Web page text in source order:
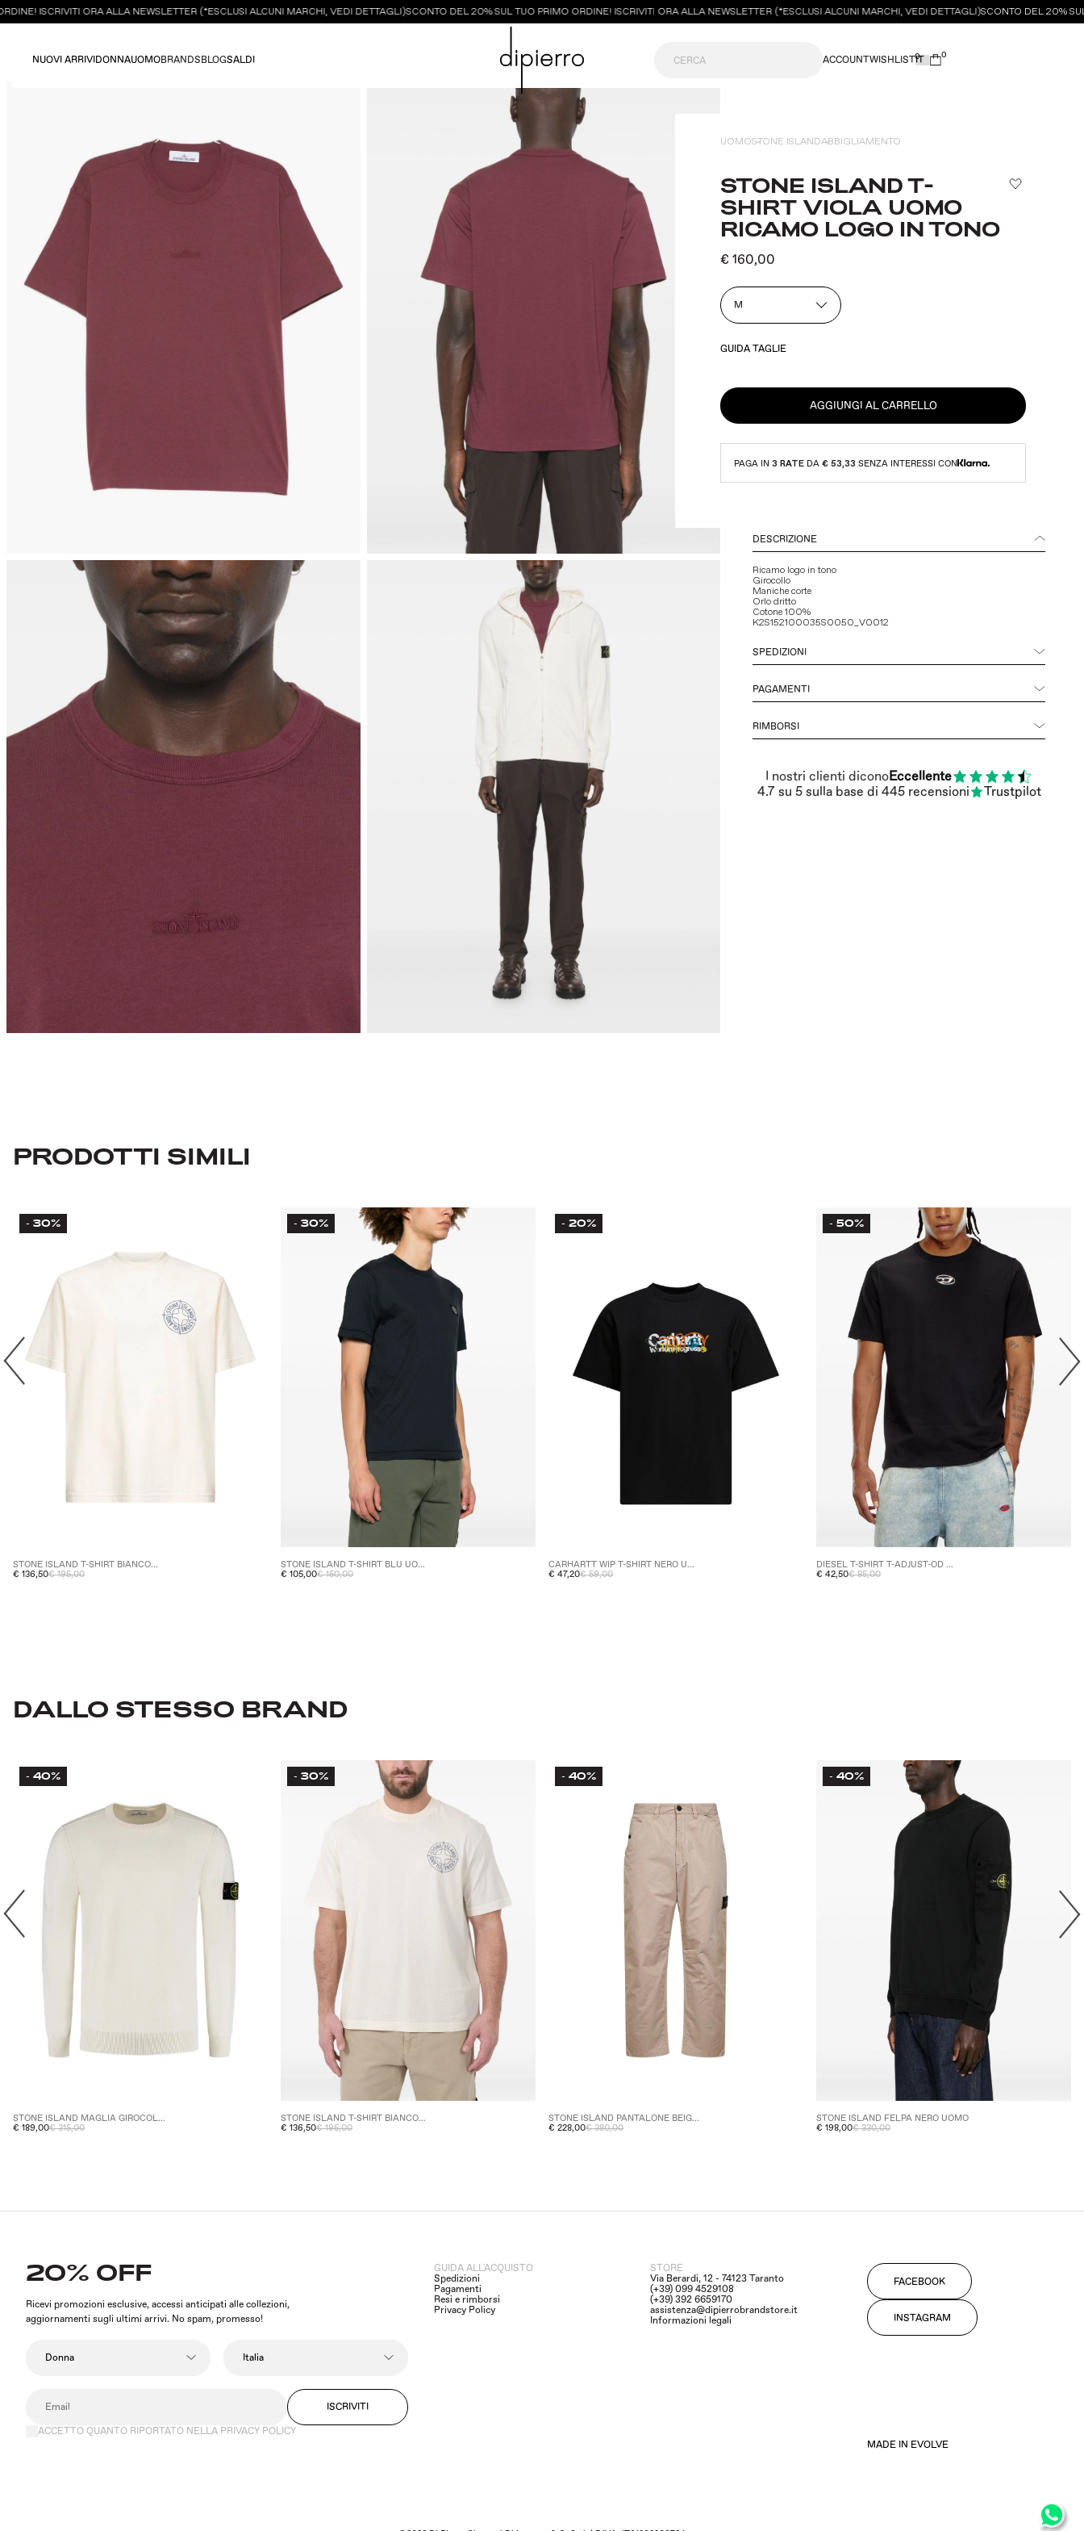
ISCRIVITI ORA ALLA NEWSLETTER (*ESCLUSI ALCUNI MARCHI, VEDI DETTAGLI) SCONTO DEL 20% SUL TUO PRIMO ORDINE! ISCRIVITI ORA ALLA NEWSLETTER (*ESCLUSI ALCUNI MARCHI, VEDI DETTAGLI) SCONTO DEL 20% SUL
NUOVI ARRIVIDONNAUOMOBRANDSBLOGSALDI ACCOUNTWISHLIST0 0
UOMOSTONE ISLANDABBIGLIAMENTO
STONE ISLAND T-
SHIRT VIOLA UOMO
RICAMO LOGO IN TONO
€ 160,00
M
GUIDA TAGLIE
AGGIUNGI AL CARRELLO
PAGA IN3 RATE DA€ 53,33 SENZA INTERESSI CON
DESCRIZIONE
Ricamo logo in tono
Girocollo
Maniche corte
Orlo dritto
Cotone 100%
K2S152100035S0050_V0012
SPEDIZIONI
PAGAMENTI
RIMBORSI
I nostri clienti diconoEccellente
4.7su 5 sulla base di 445recensioni Trustpilot
PRODOTTI SIMILI
- 30%
STONE ISLAND T-SHIRT BIANCO...
€ 136,50€ 195,00
- 30%
STONE ISLAND T-SHIRT BLU UO...
€ 105,00€ 150,00
- 20%
CARHARTT WIP T-SHIRT NERO U...
€ 47,20€ 59,00
- 50%
DIESEL T-SHIRT T-ADJUST-OD ...
€ 42,50€ 85,00
DALLO STESSO BRAND
- 40%
STONE ISLAND MAGLIA GIROCOL...
€ 189,00€ 315,00
- 30%
STONE ISLAND T-SHIRT BIANCO...
€ 136,50€ 195,00
- 40%
STONE ISLAND PANTALONE BEIG...
€ 228,00€ 380,00
- 40%
STONE ISLAND FELPA NERO UOMO
€ 198,00€ 330,00
20% OFF
Ricevi promozioni esclusive, accessi anticipati alle collezioni,
aggiornamenti sugli ultimi arrivi. No spam, promesso!
ISCRIVITI
ACCETTO QUANTO RIPORTATO NELLA PRIVACY POLICY
GUIDA ALL'ACQUISTO
Spedizioni
Pagamenti
Resi e rimborsi
Privacy Policy
STORE
Via Berardi, 12 - 74123 Taranto
(+39) 099 4529108
(+39) 392 6659170
assistenza@dipierrobrandstore.it
Informazioni legali
FACEBOOK
INSTAGRAM
MADE IN EVOLVE